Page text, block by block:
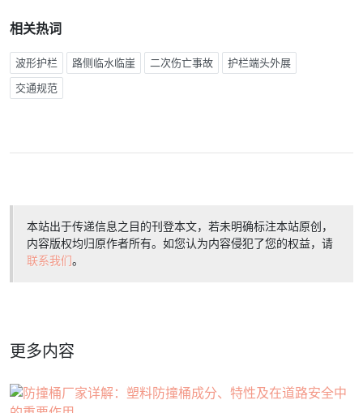
相关热词
波形护栏 路侧临水临崖 二次伤亡事故 护栏端头外展
交通规范
本站出于传递信息之目的刊登本文，若未明确标注本站原创，
内容版权均归原作者所有。如您认为内容侵犯了您的权益，请
联系我们。
更多内容